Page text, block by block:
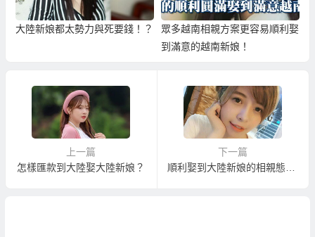
大陸新娘都太勢力與死要錢！？
眾多越南相親方案更容易順利娶
到滿意的越南新娘！
上一篇
怎樣匯款到大陸娶大陸新娘？
下一篇